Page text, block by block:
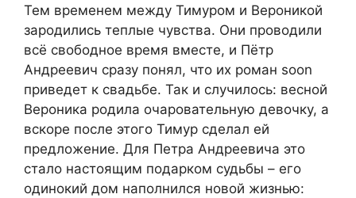
Тем временем между Тимуром и Вероникой
зародились теплые чувства. Они проводили
всё свободное время вместе, и Пётр
Андреевич сразу понял, что их роман soon
приведет к свадьбе. Так и случилось: весной
Вероника родила очаровательную девочку, а
вскоре после этого Тимур сделал ей
предложение. Для Петра Андреевича это
стало настоящим подарком судьбы – его
одинокий дом наполнился новой жизнью: